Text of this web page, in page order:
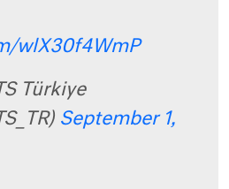
wlX30f4WmP
Türkiye
September 1,